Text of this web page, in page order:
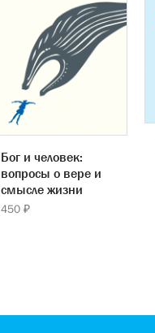
Бог и человек:
вопросы о вере и
смысле жизни
450 ₽